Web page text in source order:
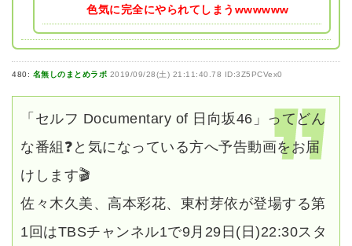
色気に完全にやられてしまうwwwwww
480: 名無しのまとめラボ 2019/09/28(土) 21:11:40.78 ID:3Z5PCVex0
「セルフ Documentary of 日向坂46」ってどん
な番組❓と気になっている方へ予告動画をお届
けします🎬
佐々木久美、高本彩花、東村芽依が登場する第
1回はTBSチャンネル1で9月29日(日)22:30スタ